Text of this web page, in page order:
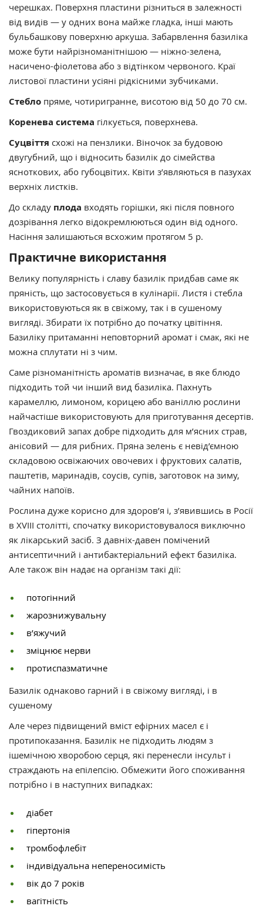
черешках. Поверхня пластини різниться в залежності
від видів — у одних вона майже гладка, інші мають
бульбашкову поверхню аркуша. Забарвлення базиліка
може бути найрізноманітнішою — ніжно-зелена,
насичено-фіолетова або з відтінком червоного. Краї
листової пластини усіяні рідкісними зубчиками.
Стебло пряме, чотиригранне, висотою від 50 до 70 см.
Коренева система гілкується, поверхнева.
Суцвіття схожі на пензлики. Віночок за будовою
двугубний, що і відносить базилік до сімейства
ясноткових, або губоцвітих. Квіти з’являються в пазухах
верхніх листків.
До складу плода входять горішки, які після повного
дозрівання легко відокремлюються один від одного.
Насіння залишаються всхожим протягом 5 р.
Практичне використання
Велику популярність і славу базилік придбав саме як
пряність, що застосовується в кулінарії. Листя і стебла
використовуються як в свіжому, так і в сушеному
вигляді. Збирати їх потрібно до початку цвітіння.
Базиліку притаманні неповторний аромат і смак, які не
можна сплутати ні з чим.
Саме різноманітність ароматів визначає, в яке блюдо
підходить той чи інший вид базиліка. Пахнуть
карамеллю, лимоном, корицею або ваніллю рослини
найчастіше використовують для приготування десертів.
Гвоздиковий запах добре підходить для м’ясних страв,
анісовий — для рибних. Пряна зелень є невід’ємною
складовою освіжаючих овочевих і фруктових салатів,
паштетів, маринадів, соусів, супів, заготовок на зиму,
чайних напоїв.
Рослина дуже корисно для здоров’я і, з’явившись в Росії
в XVIII столітті, спочатку використовувалося виключно
як лікарський засіб. З давніх-давен помічений
антисептичний і антибактеріальний ефект базиліка.
Але також він надає на організм такі дії:
потогінний
жарознижувальну
в’яжучий
зміцнює нерви
протиспазматичне
Базилік однаково гарний і в свіжому вигляді, і в
сушеному
Але через підвищений вміст ефірних масел є і
протипоказання. Базилік не підходить людям з
ішемічною хворобою серця, які перенесли інсульт і
страждають на епілепсію. Обмежити його споживання
потрібно і в наступних випадках:
діабет
гіпертонія
тромбофлебіт
індивідуальна непереносимість
вік до 7 років
вагітність